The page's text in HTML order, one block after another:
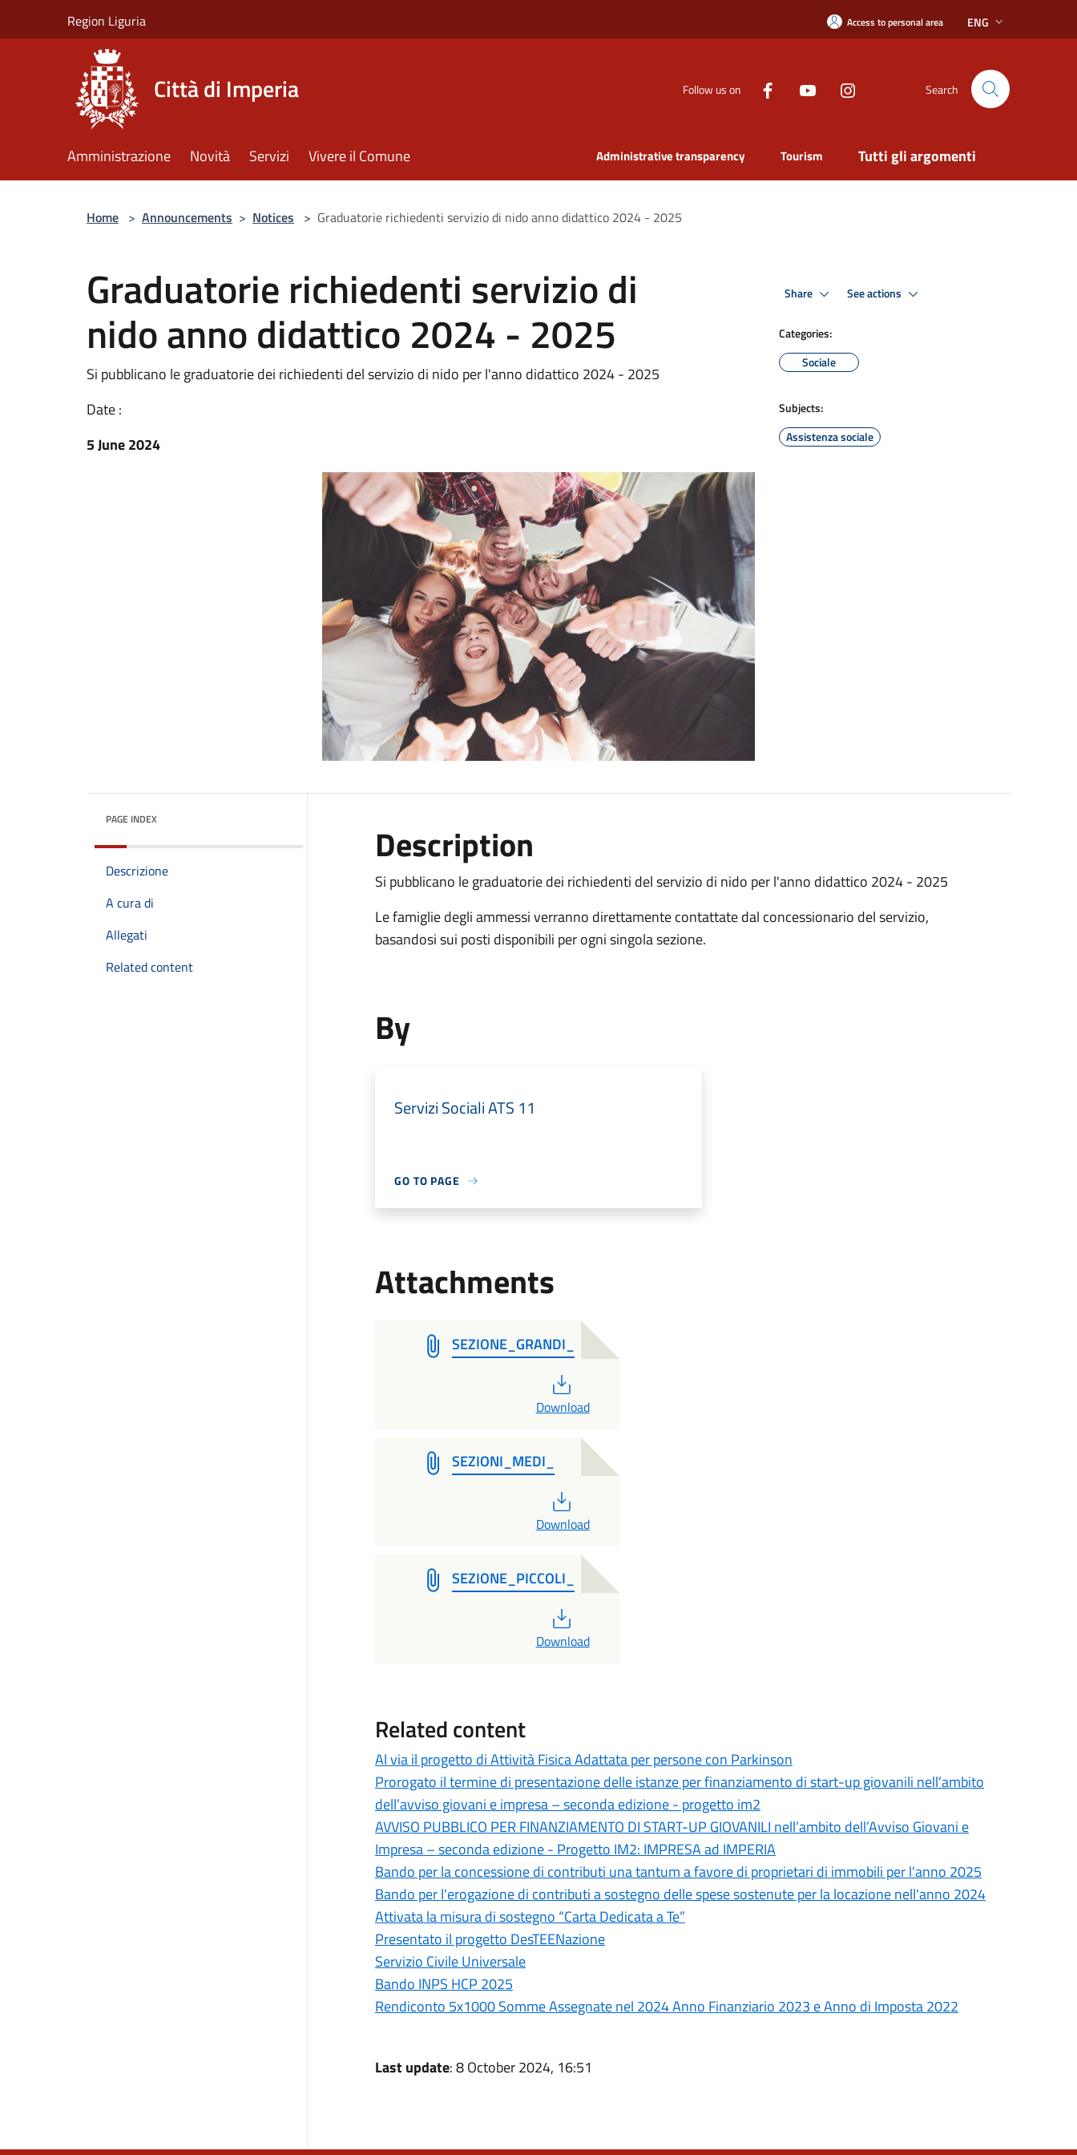
Region Liguria Access to personal area ENG
Città di Imperia Follow us on Search
Amministrazione Novità Servizi Vivere il Comune Administrative transparency Tourism Tutti gli argomenti
Home > Announcements > Notices > Graduatorie richiedenti servizio di nido anno didattico 2024 - 2025
Graduatorie richiedenti servizio di
nido anno didattico 2024 - 2025
Si pubblicano le graduatorie dei richiedenti del servizio di nido per l'anno didattico 2024 - 2025
Date :
5 June 2024
Share See actions
Categories:
Sociale
Subjects:
Assistenza sociale
PAGE INDEX
Descrizione
A cura di
Allegati
Related content
Description
Si pubblicano le graduatorie dei richiedenti del servizio di nido per l'anno didattico 2024 - 2025
Le famiglie degli ammessi verranno direttamente contattate dal concessionario del servizio,
basandosi sui posti disponibili per ogni singola sezione.
By
Servizi Sociali ATS 11
GO TO PAGE
Attachments
SEZIONE_GRANDI_
Download
SEZIONI_MEDI_
Download
SEZIONE_PICCOLI_
Download
Related content
Al via il progetto di Attività Fisica Adattata per persone con Parkinson
Prorogato il termine di presentazione delle istanze per finanziamento di start-up giovanili nell’ambito
dell’avviso giovani e impresa – seconda edizione - progetto im2
AVVISO PUBBLICO PER FINANZIAMENTO DI START-UP GIOVANILI nell’ambito dell’Avviso Giovani e
Impresa – seconda edizione - Progetto IM2: IMPRESA ad IMPERIA
Bando per la concessione di contributi una tantum a favore di proprietari di immobili per l'anno 2025
Bando per l'erogazione di contributi a sostegno delle spese sostenute per la locazione nell'anno 2024
Attivata la misura di sostegno “Carta Dedicata a Te”
Presentato il progetto DesTEENazione
Servizio Civile Universale
Bando INPS HCP 2025
Rendiconto 5x1000 Somme Assegnate nel 2024 Anno Finanziario 2023 e Anno di Imposta 2022
Last update: 8 October 2024, 16:51